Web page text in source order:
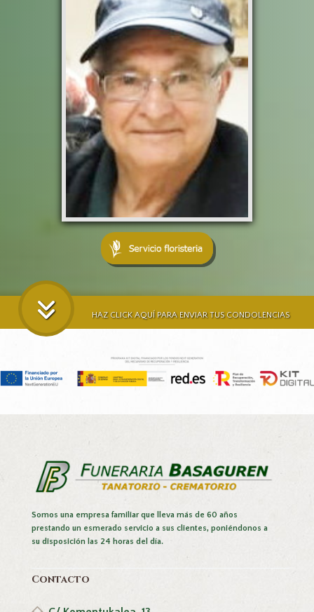
HAZ CLICK AQUÍ PARA ENVIAR TUS CONDOLENCIAS
Somos una empresa familiar que lleva más de 60 años
prestando un esmerado servicio a sus clientes, poniéndonos a
su disposición las 24 horas del día.
Contacto